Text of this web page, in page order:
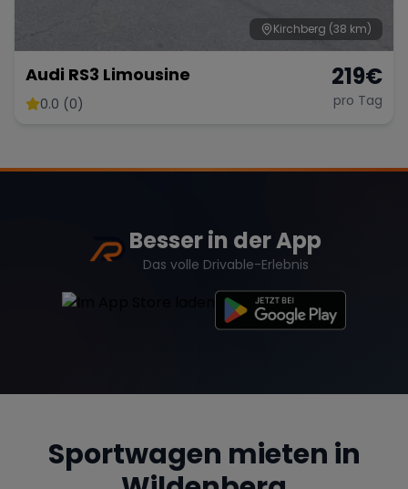
Kirchberg (38 km)
Audi RS3 Limousine
0.0 (0)
219€
pro Tag
Besser in der App
Das volle Drivable-Erlebnis
Sportwagen mieten in